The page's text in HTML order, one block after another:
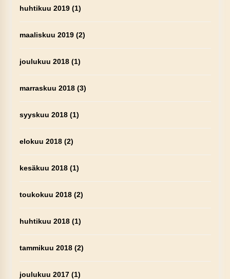
huhtikuu 2019(1)
maaliskuu 2019(2)
joulukuu 2018(1)
marraskuu 2018(3)
syyskuu 2018(1)
elokuu 2018(2)
kesäkuu 2018(1)
toukokuu 2018(2)
huhtikuu 2018(1)
tammikuu 2018(2)
joulukuu 2017(1)